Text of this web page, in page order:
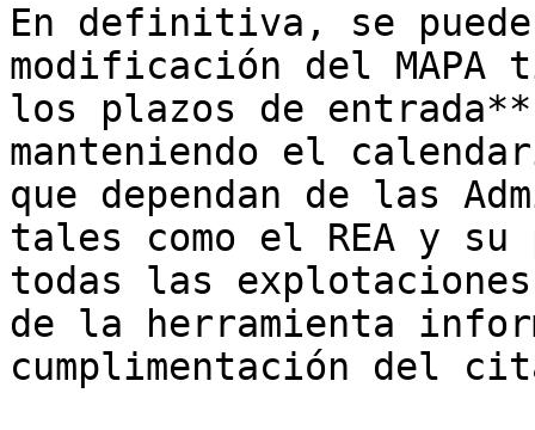
En definitiva, se
modificación del
los plazos de
manteniendo el
que dependan de las
tales como el REA y
todas las
de la herramienta
cumplimentación del